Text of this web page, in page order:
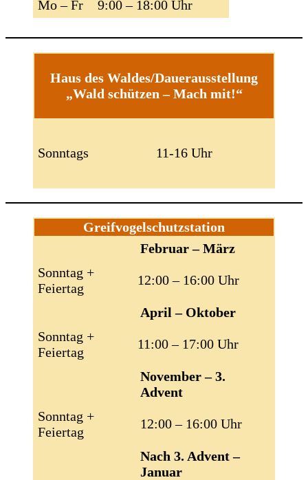
Mo – Fr
9:00 – 18:00 Uhr
Haus des Waldes/Dauerausstellung
„Wald schützen – Mach mit!“
Sonntags 11-16 Uhr
Greifvogelschutzstation
Februar – März
Sonntag +
Feiertag
12:00 – 16:00 Uhr
April – Oktober
Sonntag +
Feiertag
11:00 – 17:00 Uhr
November – 3.
Advent
Sonntag +
Feiertag
12:00 – 16:00 Uhr
Nach 3. Advent –
Januar